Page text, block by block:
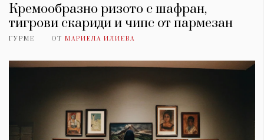
Кремообразно ризото с шафран,
тигрови скариди и чипс от пармезан
ГУРМЕ ОТ МАРИЕЛА ИЛИЕВА